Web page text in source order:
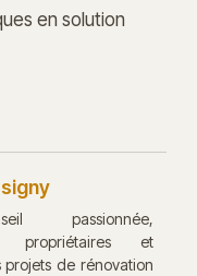
en solution
passionnée,
propriétaires et
de rénovation